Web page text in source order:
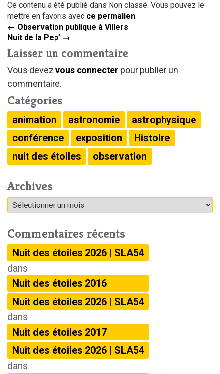
Ce contenu a été publié dans Non classé. Vous pouvez le
mettre en favoris avec ce permalien.
← Observation publique à Villers
Nuit de la Pep’ →
Laisser un commentaire
Vous devez vous connecter pour publier un
commentaire.
Catégories
animation astronomie
astrophysique
conférence
exposition
Histoire
nuit des étoiles
observation
Archives
Archives
Commentaires récents
Nuit des étoiles 2026 | SLA54
dans
Nuit des étoiles 2016
Nuit des étoiles 2026 | SLA54
dans
Nuit des étoiles 2017
Nuit des étoiles 2026 | SLA54
dans